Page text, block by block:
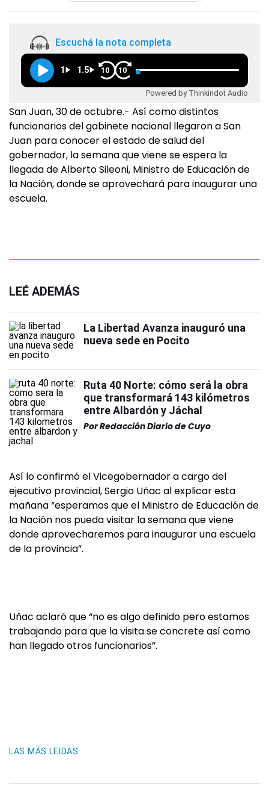
Escuchá la nota completa
1 1.5 10 10
Powered by Thinkindot Audio
San Juan, 30 de octubre.- Así como distintos
funcionarios del gabinete nacional llegaron a San
Juan para conocer el estado de salud del
gobernador, la semana que viene se espera la
llegada de Alberto Sileoni, Ministro de Educación de
la Nación, donde se aprovechará para inaugurar una
escuela.
LEÉ ADEMÁS
La Libertad Avanza inauguró una
nueva sede en Pocito
Ruta 40 Norte: cómo será la obra
que transformará 143 kilómetros
entre Albardón y Jáchal
PorRedacción Diario de Cuyo
Así lo confirmó el Vicegobernador a cargo del
ejecutivo provincial, Sergio Uñac al explicar esta
mañana “esperamos que el Ministro de Educación de
la Nación nos pueda visitar la semana que viene
donde aprovecharemos para inaugurar una escuela
de la provincia”.
Uñac aclaró que “no es algo definido pero estamos
trabajando para que la visita se concrete así como
han llegado otros funcionarios”.
LAS MÁS LEIDAS